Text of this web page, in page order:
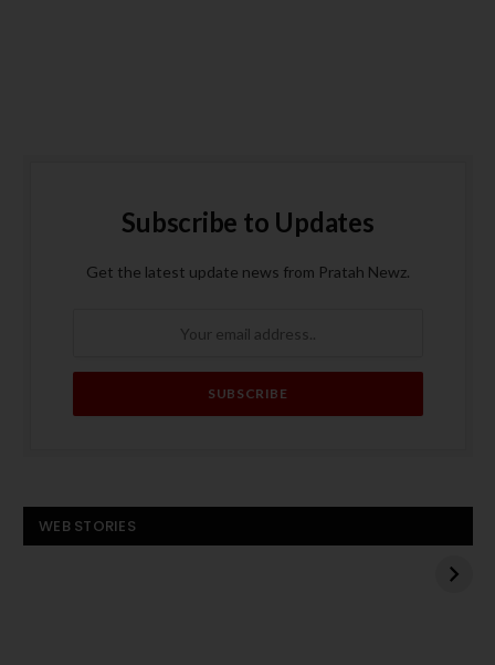
Subscribe to Updates
Get the latest update news from Pratah Newz.
WEB STORIES
बस बनी आग का गोला, पांच
यात्रियों की मौत
पहले हमास का अमेरिकी